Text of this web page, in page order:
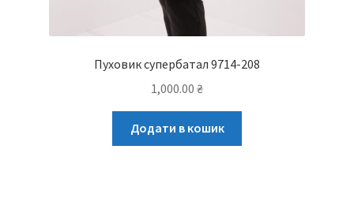
Пуховик супербатал 9714-208
1,000.00 ₴
Додати в кошик